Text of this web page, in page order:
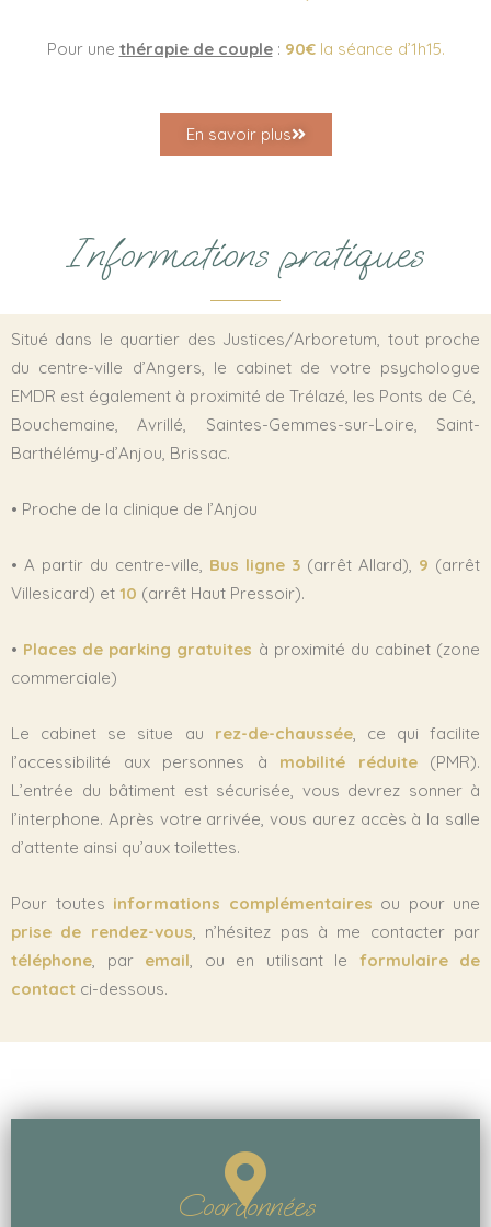
Pour une thérapie de couple : 90€la séance d’1h15.
En savoir plus
Informations pratiques
Situé dans le quartier des Justices/Arboretum, tout proche
du centre-ville d’Angers, le cabinet de votre psychologue
EMDR est également à proximité de Trélazé, les Ponts de Cé,
Bouchemaine, Avrillé, Saintes-Gemmes-sur-Loire, Saint-
Barthélémy-d’Anjou, Brissac.
• Proche de la clinique de l’Anjou
• A partir du centre-ville, Bus ligne 3 (arrêt Allard), 9 (arrêt
Villesicard) et 10 (arrêt Haut Pressoir).
• Places de parking gratuites à proximité du cabinet (zone
commerciale)
Le cabinet se situe au rez-de-chaussée, ce qui facilite
l’accessibilité aux personnes à mobilité réduite
(PMR).
L’entrée du bâtiment est sécurisée, vous devrez sonner à
l’interphone. Après votre arrivée, vous aurez accès à la salle
d’attente ainsi qu’aux toilettes.
Pour toutes informations complémentaires ou pour une
prise de rendez-vous, n’hésitez pas à me contacter par
téléphone, par email, ou en utilisant le formulaire de
contact ci-dessous.
Coordonnées